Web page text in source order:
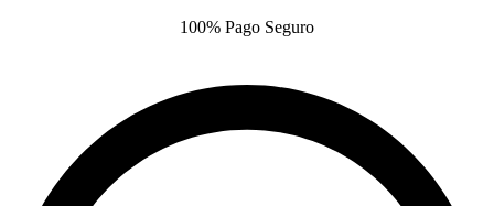
100% Pago Seguro